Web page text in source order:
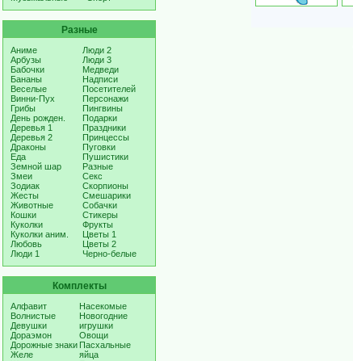
Разные
Аниме
Арбузы
Бабочки
Бананы
Веселые
Винни-Пух
Грибы
День рожден.
Деревья 1
Деревья 2
Драконы
Еда
Земной шар
Змеи
Зодиак
Жесты
Животные
Кошки
Куколки
Куколки аним.
Любовь
Люди 1
Люди 2
Люди 3
Медведи
Надписи
Посетителей
Персонажи
Пингвины
Подарки
Праздники
Принцессы
Пуговки
Пушистики
Разные
Секс
Скорпионы
Смешарики
Собачки
Стикеры
Фрукты
Цветы 1
Цветы 2
Черно-белые
Комплекты
Алфавит
Волнистые
Девушки
Дораэмон
Дорожные знаки
Желе
Насекомые
Новогодние
игрушки
Овощи
Пасхальные
яйца